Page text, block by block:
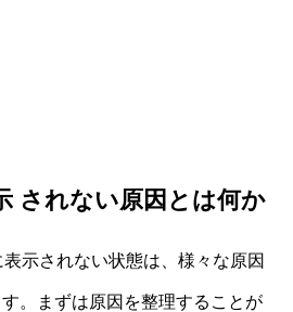
されない原因とは何か
示されない状態は、様々な原因
。まずは原因を整理することが